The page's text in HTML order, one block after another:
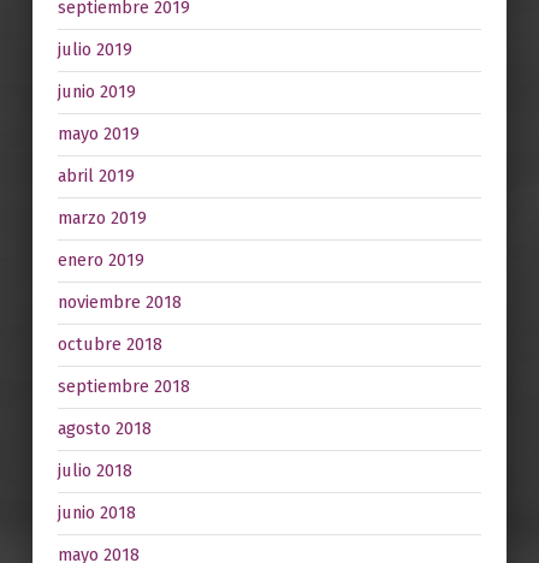
septiembre 2019
julio 2019
junio 2019
mayo 2019
abril 2019
marzo 2019
enero 2019
noviembre 2018
octubre 2018
septiembre 2018
agosto 2018
julio 2018
junio 2018
mayo 2018